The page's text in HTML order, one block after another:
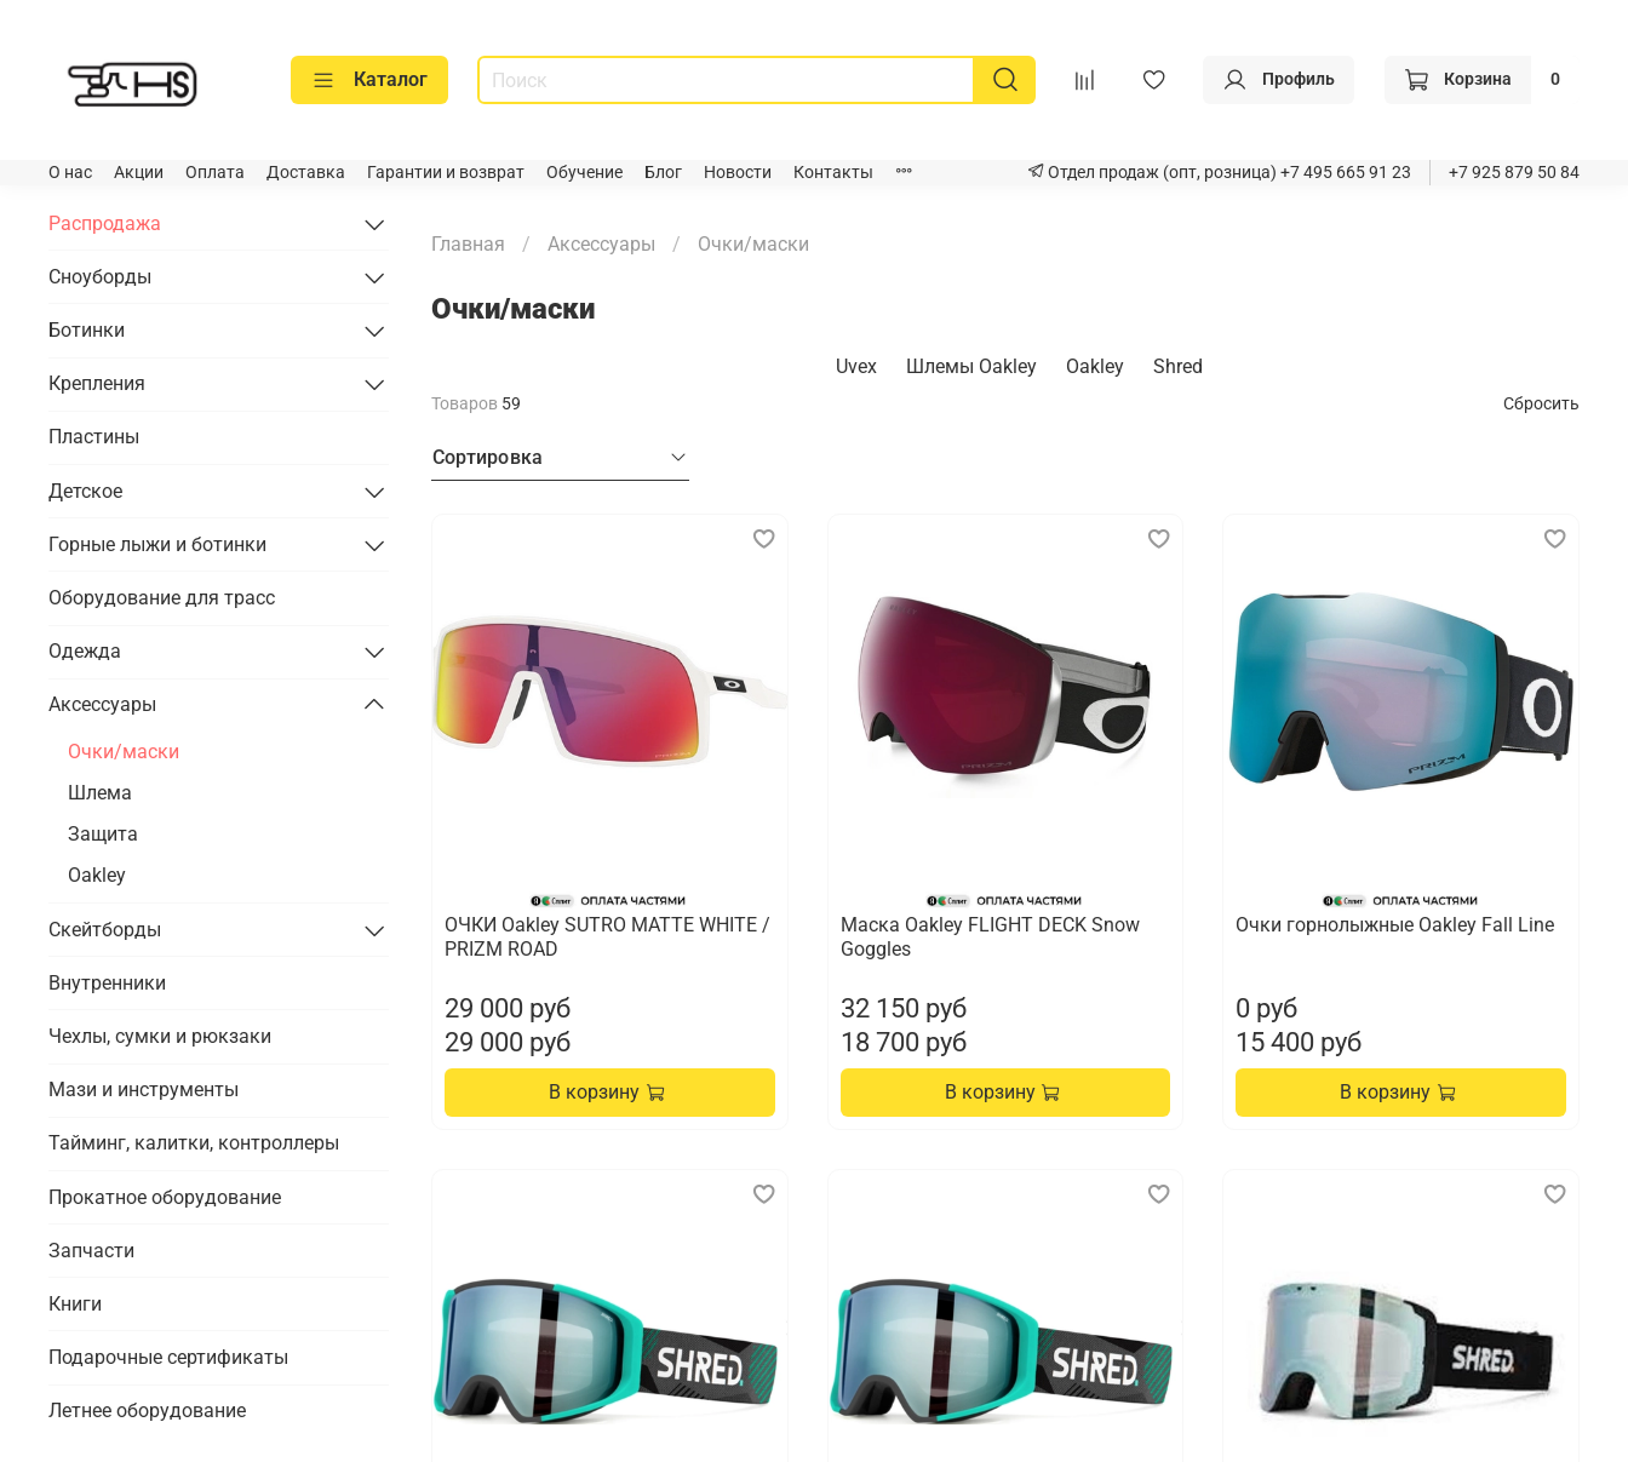
Каталог Профиль Корзина 0
О нас Акции Оплата Доставка Гарантии и возврат Обучение Блог Новости Контакты Отдел продаж (опт, розница) +7 495 665 91 23 +7 925 879 50 84
Главная Аксессуары Очки/маски
Очки/маски
Uvex Шлемы Oakley Oakley Shred
Товаров 59 Сбросить
Сортировка
ОЧКИ Oakley SUTRO MATTE WHITE /
PRIZM ROAD
29 000 руб
29 000 руб
В корзину
Маска Oakley FLIGHT DECK Snow
Goggles
32 150 руб
18 700 руб
В корзину
Очки горнолыжные Oakley Fall Line
0 руб
15 400 руб
В корзину
Распродажа
Сноуборды
Ботинки
Крепления
Пластины
Детское
Горные лыжи и ботинки
Оборудование для трасс
Одежда
Аксессуары
Очки/маски
Шлема
Защита
Oakley
Скейтборды
Внутренники
Чехлы, сумки и рюкзаки
Мази и инструменты
Тайминг, калитки, контроллеры
Прокатное оборудование
Запчасти
Книги
Подарочные сертификаты
Летнее оборудование